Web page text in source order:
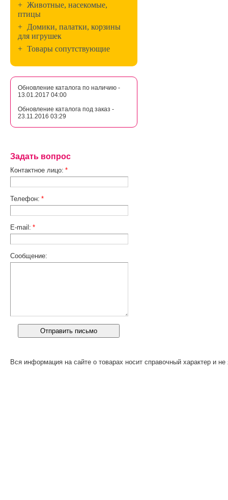
+ Животные, насекомые,
птицы
+ Домики, палатки, корзины
для игрушек
+ Товары сопутствующие
Обновление каталога по наличию -
13.01.2017 04:00
Обновление каталога под заказ -
23.11.2016 03:29
Задать вопрос
Контактное лицо: *
Телефон: *
E-mail: *
Сообщение:
Вся информация на сайте о товарах носит справочный характер и